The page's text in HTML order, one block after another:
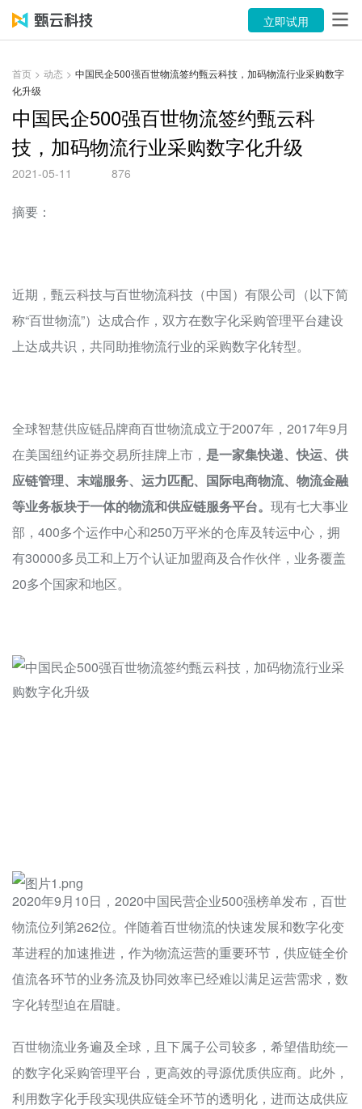
产品
资源中心
关于
售前咨询：400-116-6869
售后服务：400-116-0808
立即试用
首页 > 动态 > 中国民企500强百世物流签约甄云科技，加码物流行业采购数字
化升级
中国民企500强百世物流签约甄云科
技，加码物流行业采购数字化升级
2021-05-11 876
摘要：
近期，甄云科技与百世物流科技（中国）有限公司（以下简
称“百世物流”）达成合作，双方在数字化采购管理平台建设
上达成共识，共同助推物流行业的采购数字化转型。
全球智慧供应链品牌商百世物流成立于2007年，2017年9月
在美国纽约证券交易所挂牌上市， 是一家集快递、快运、供
应链管理、末端服务、运力匹配、国际电商物流、物流金融
等业务板块于一体的物流和供应链服务平台。 现有七大事业
部，400多个运作中心和250万平米的仓库及转运中心，拥
有30000多员工和上万个认证加盟商及合作伙伴，业务覆盖
20多个国家和地区。
2020年9月10日，2020中国民营企业500强榜单发布，百世
物流位列第262位。伴随着百世物流的快速发展和数字化变
革进程的加速推进，作为物流运营的重要环节，供应链全价
值流各环节的业务流及协同效率已经难以满足运营需求，数
字化转型迫在眉睫。
百世物流业务遍及全球，且下属子公司较多，希望借助统一
的数字化采购管理平台，更高效的寻源优质供应商。此外，
利用数字化手段实现供应链全环节的透明化，进而达成供应